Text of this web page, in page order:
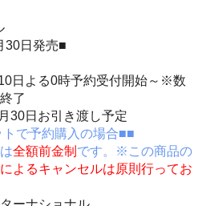
30日発売■
日よる0時予約受付開始～※数
了
30日お引き渡し予定
で予約購入の場合■■
全額前金制 です。※この商品の
よるキャンセルは原則行ってお